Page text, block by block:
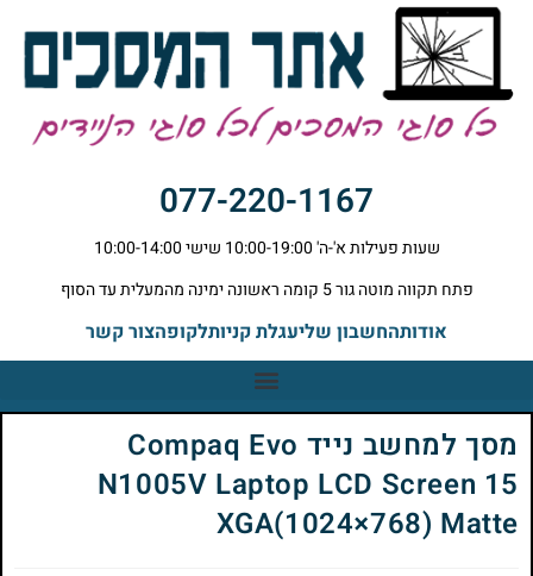
077-220-1167
שעות פעילות א'-ה' 10:00-19:00 שישי 10:00-14:00
פתח תקווה מוטה גור 5 קומה ראשונה ימינה מהמעלית עד הסוף
אודותהחשבון שליעגלת קניותלקופהצור קשר
מסך למחשב נייד Compaq Evo
N1005V Laptop LCD Screen 15
XGA(1024×768) Matte